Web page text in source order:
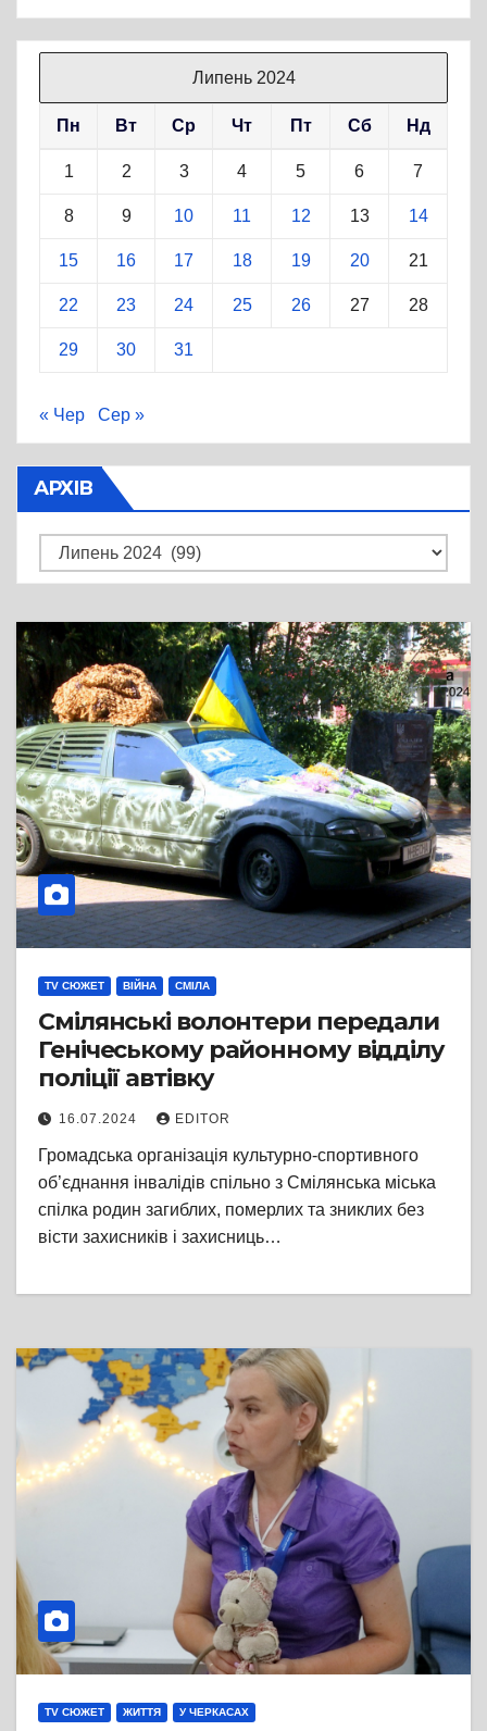
Липень 2024
Пн Вт Ср Чт Пт Сб Нд
1 2 3 4 5 6 7
8 9 10 11 12 13 14
15 16 17 18 19 20 21
22 23 24 25 26 27 28
29 30 31
« Чер Сер »
АРХІВ
Архів
TV СЮЖЕТ ВІЙНА СМІЛА
Смілянські волонтери передали
Генічеському районному відділу
поліції автівку
16.07.2024 EDITOR
Громадська організація культурно-спортивного
об’єднання інвалідів спільно з Смілянська міська
спілка родин загиблих, померлих та зниклих без
вісти захисників і захисниць…
TV СЮЖЕТ ЖИТТЯ У ЧЕРКАСАХ